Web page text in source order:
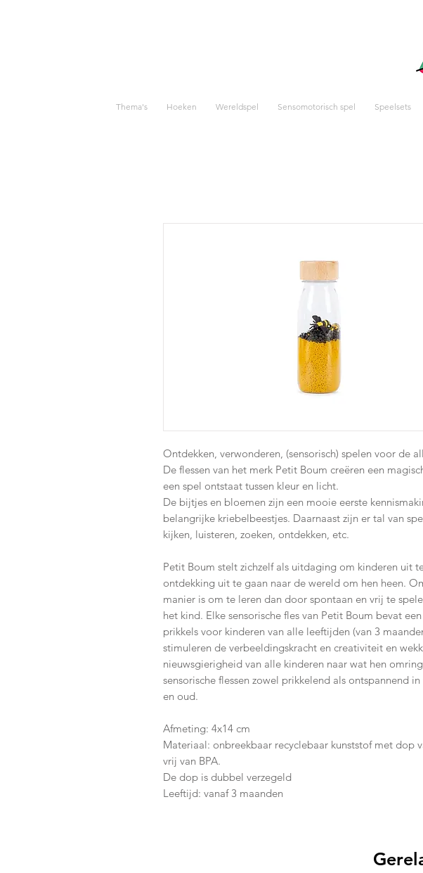
Thema's Hoeken Wereldspel Sensomotorisch spel Speelsets
Ontdekken, verwonderen, (sensorisch) spelen voor de
De flessen van het merk Petit Boum creëren een
een spel ontstaat tussen kleur en licht.
De bijtjes en bloemen zijn een mooie eerste
belangrijke kriebelbeestjes. Daarnaast zijn er tal van
kijken, luisteren, zoeken, ontdekken, etc.
Petit Boum stelt zichzelf als uitdaging om kinderen uit
ontdekking uit te gaan naar de wereld om hen heen.
manier is om te leren dan door spontaan en vrij te
het kind. Elke sensorische fles van Petit Boum bevat
prikkels voor kinderen van alle leeftijden (van 3
stimuleren de verbeeldingskracht en creativiteit en
nieuwsgierigheid van alle kinderen naar wat hen
sensorische flessen zowel prikkelend als ontspannend
en oud.
Afmeting: 4x14 cm
Materiaal: onbreekbaar recyclebaar kunststof met dop
vrij van BPA.
De dop is dubbel verzegeld
Leeftijd: vanaf 3 maanden